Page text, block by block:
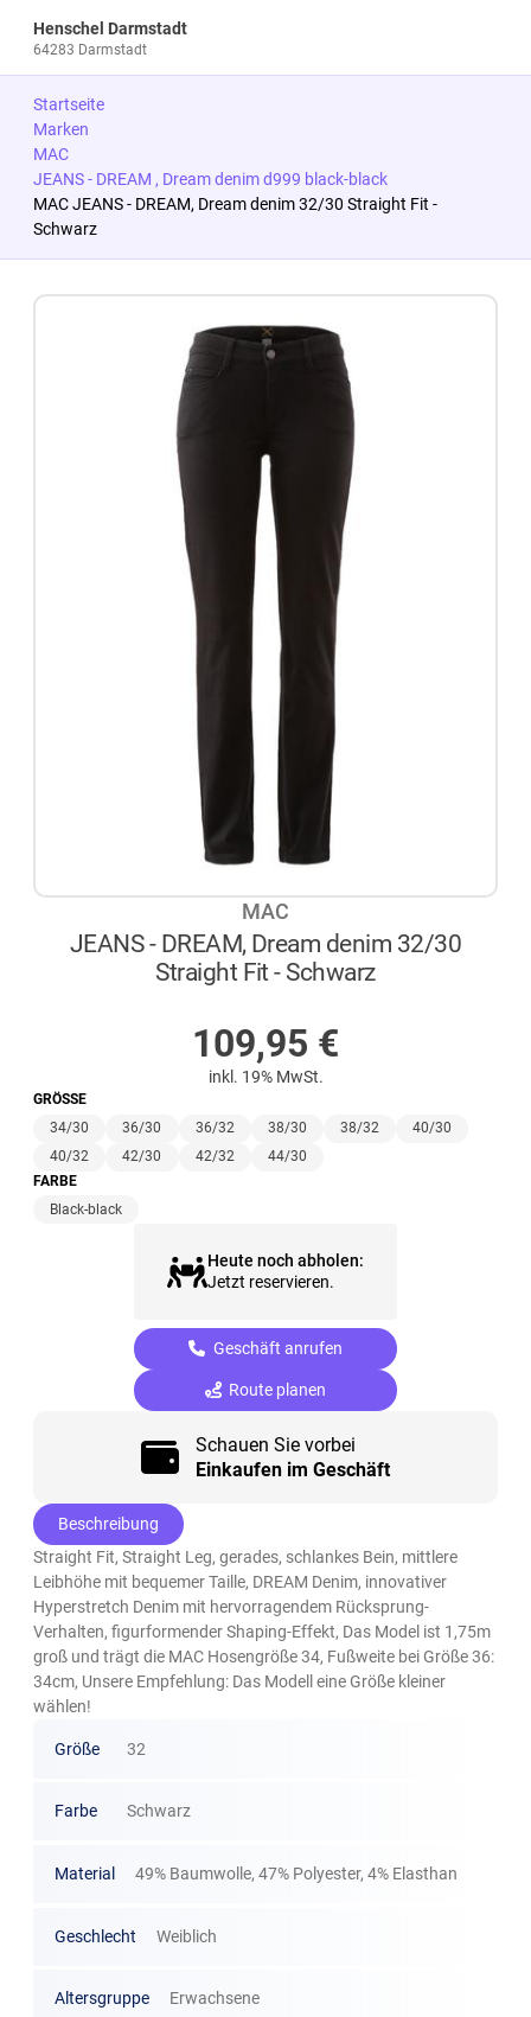
Henschel Darmstadt
64283 Darmstadt
Startseite
Marken
MAC
JEANS - DREAM , Dream denim d999 black-black
MAC JEANS - DREAM, Dream denim 32/30 Straight Fit -
Schwarz
MAC
JEANS - DREAM, Dream denim 32/30
Straight Fit - Schwarz
109,95 €
inkl. 19% MwSt.
GRÖSSE
34/30
36/30 36/32 38/30 38/32
40/30
40/32
42/30 42/32
44/30
FARBE
Black-black
Heute noch abholen:
Jetzt reservieren.
Geschäft anrufen
Route planen
Schauen Sie vorbei
Einkaufen im Geschäft
Beschreibung
Straight Fit, Straight Leg, gerades, schlankes Bein, mittlere
Leibhöhe mit bequemer Taille, DREAM Denim, innovativer
Hyperstretch Denim mit hervorragendem Rücksprung-
Verhalten, figurformender Shaping-Effekt, Das Model ist 1,75m
groß und trägt die MAC Hosengröße 34, Fußweite bei Größe 36:
34cm, Unsere Empfehlung: Das Modell eine Größe kleiner
wählen!
Größe 32
Farbe Schwarz
Material 49% Baumwolle, 47% Polyester, 4% Elasthan
Geschlecht Weiblich
Altersgruppe Erwachsene